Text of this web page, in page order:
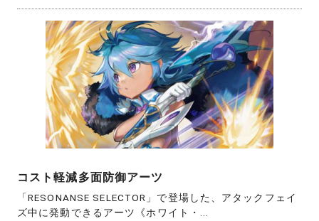
コスト軽減多面防御アーツ
「RESONANSE SELECTOR」で登場した、アタックフェイ
ズ中に発動できるアーツ《ホワイト・...